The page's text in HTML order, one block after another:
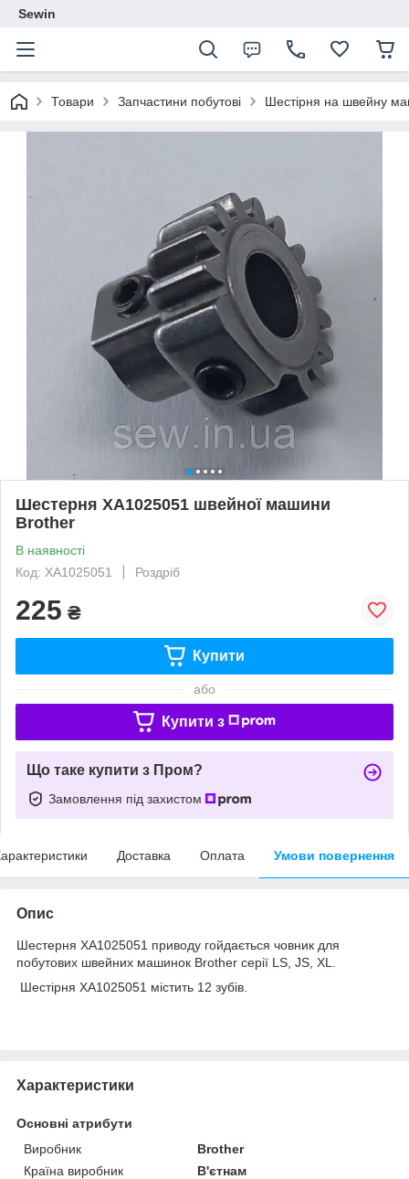
Sewin
Товари Запчастини побутові Шестірня на швейну
Шестерня XA1025051 швейної машини
Brother
В наявності
Код: XA1025051
Роздріб
225 ₴
Купити
або
Купити з
Що таке купити з Пром?
Замовлення під захистом
Доставка Оплата Умови повернення
Опис
Шестерня XA1025051 приводу гойдається човник для
побутових швейних машинок Brother серії LS, JS, XL.
Шестірня XA1025051 містить 12 зубів.
Характеристики
Основні атрибути
Виробник
Brother
Країна виробник
В'єтнам